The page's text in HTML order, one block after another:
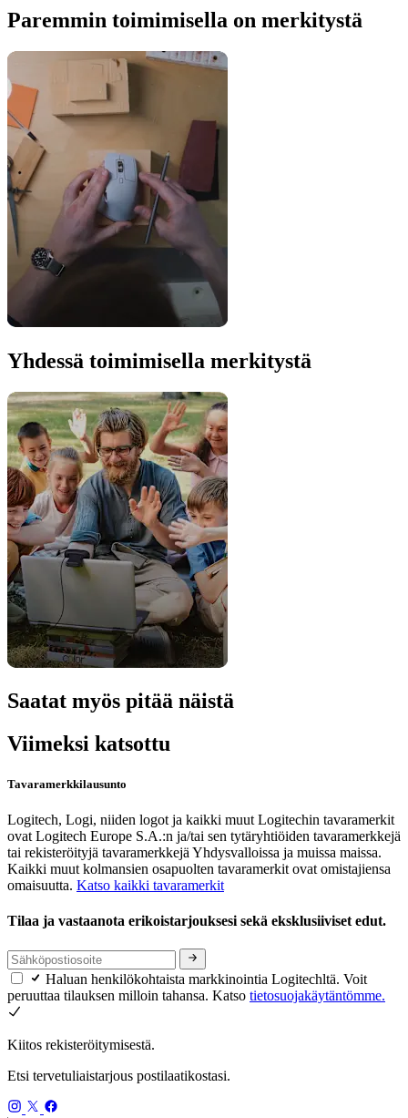
Paremmin toimimisella on merkitystä
Yhdessä toimimisella merkitystä
Saatat myös pitää näistä
Viimeksi katsottu
Tavaramerkkilausunto
Logitech, Logi, niiden logot ja kaikki muut Logitechin tavaramerkit
ovat Logitech Europe S.A.:n ja/tai sen tytäryhtiöiden tavaramerkkejä
tai rekisteröityjä tavaramerkkejä Yhdysvalloissa ja muissa maissa.
Kaikki muut kolmansien osapuolten tavaramerkit ovat omistajiensa
omaisuutta. Katso kaikki tavaramerkit
Tilaa ja vastaanota erikoistarjouksesi sekä eksklusiiviset edut.
Haluan henkilökohtaista markkinointia Logitechltä. Voit
peruuttaa tilauksen milloin tahansa. Katso tietosuojakäytäntömme.
Kiitos rekisteröitymisestä.
Etsi tervetuliaistarjous postilaatikostasi.